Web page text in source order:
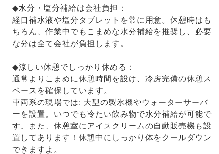
◆水分・塩分補給は会社負担：
経口補水液や塩分タブレットを常に用意。休憩時はも
ちろん、作業中でもこまめな水分補給を推奨し、必要
な分は全て会社が負担します。
◆涼しい休憩でしっかり休める：
通常よりこまめに休憩時間を設け、冷房完備の休憩ス
ペースを確保しています。
車両系の現場では: 大型の製氷機やウォーターサーバ
ーを設置。いつでも冷たい飲み物で水分補給が可能で
す。また、休憩室にアイスクリームの自動販売機も設
置してあります！休憩中にしっかり体をクールダウン
できますよ。